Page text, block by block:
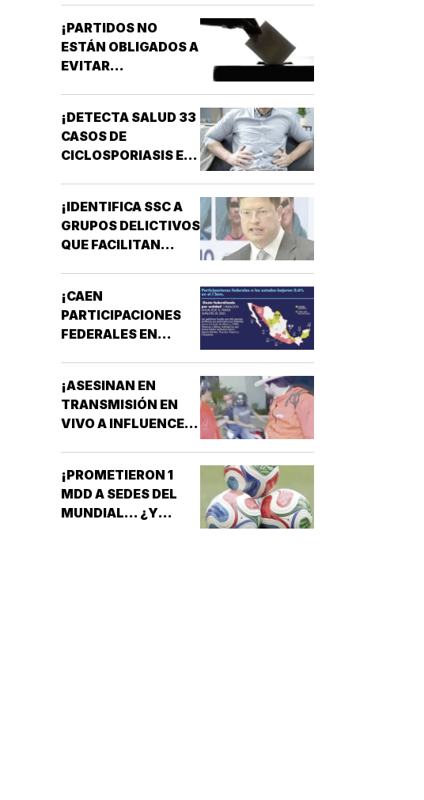
¡PARTIDOS NO
ESTÁN OBLIGADOS A
EVITAR
¡DETECTA SALUD 33
CASOS DE
CICLOSPORIASIS EN
¡IDENTIFICA SSC A
GRUPOS DELICTIVOS
QUE FACILITAN
¡CAEN
PARTICIPACIONES
FEDERALES EN
¡ASESINAN EN
TRANSMISIÓN EN
VIVO A INFLUENCER
¡PROMETIERON 1
MDD A SEDES DEL
MUNDIAL... ¿Y